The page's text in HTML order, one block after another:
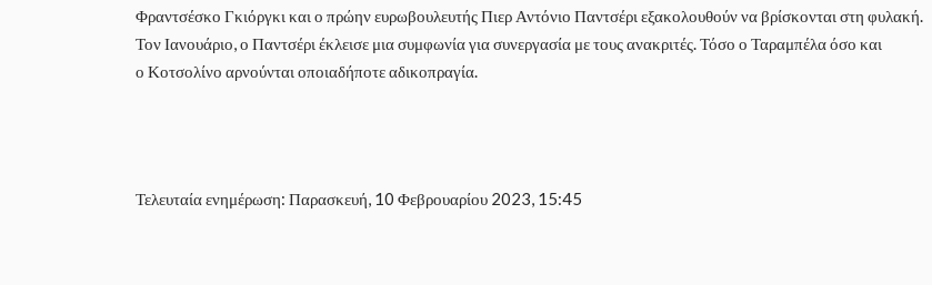
Φραντσέσκο Γκιόργκι και ο πρώην ευρωβουλευτής Πιερ Αντόνιο Παντσέρι εξακολουθούν να βρίσκονται στη φυλακή.
Τον Ιανουάριο, ο Παντσέρι έκλεισε μια συμφωνία για συνεργασία με τους ανακριτές. Τόσο ο Ταραμπέλα όσο και
ο Κοτσολίνο αρνούνται οποιαδήποτε αδικοπραγία.
Τελευταία ενημέρωση: Παρασκευή, 10 Φεβρουαρίου 2023, 15:45